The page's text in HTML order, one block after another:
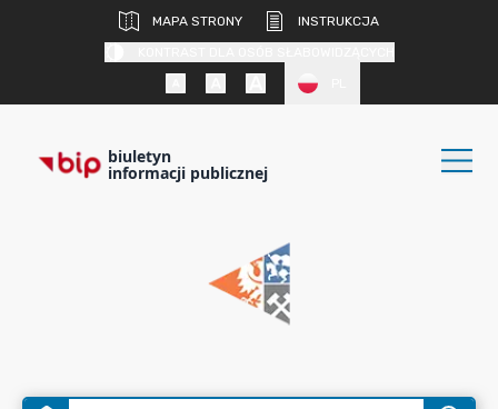
MAPA STRONY
INSTRUKCJA
biuletyn
informacji publicznej